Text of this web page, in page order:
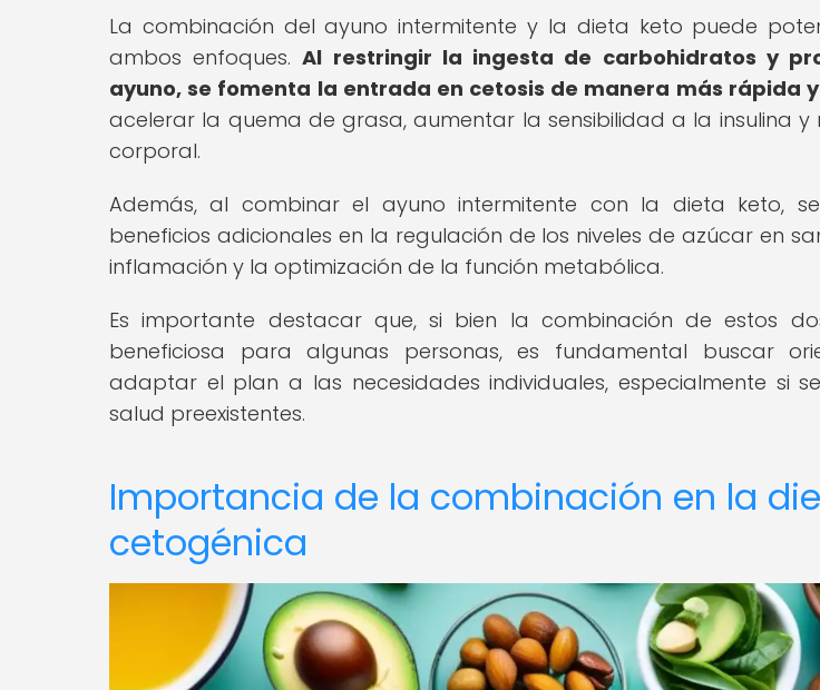
La combinación del ayuno intermitente y la dieta keto puede
ambos enfoques.Al restringir la ingesta de carbohidratos y
ayuno, se fomenta la entrada en cetosis de manera más rápida
acelerar la quema de grasa, aumentar la sensibilidad a la insulina y
corporal.
Además, al combinar el ayuno intermitente con la dieta keto,
beneficios adicionales en la regulación de los niveles de azúcar en
inflamación y la optimización de la función metabólica.
Es importante destacar que, si bien la combinación de estos
beneficiosa para algunas personas, es fundamental buscar
adaptar el plan a las necesidades individuales, especialmente si
salud preexistentes.
Importancia de la combinación en la
cetogénica